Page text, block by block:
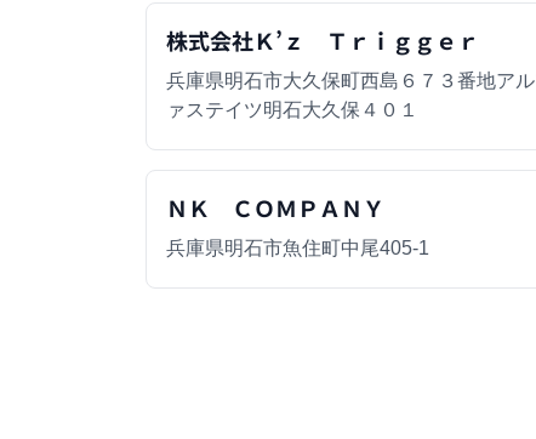
株式会社Ｋ’ｚ Ｔｒｉｇｇｅｒ
兵庫県明石市大久保町西島６７３番地アル
ァステイツ明石大久保４０１
ＮＫ ＣＯＭＰＡＮＹ
兵庫県明石市魚住町中尾405-1